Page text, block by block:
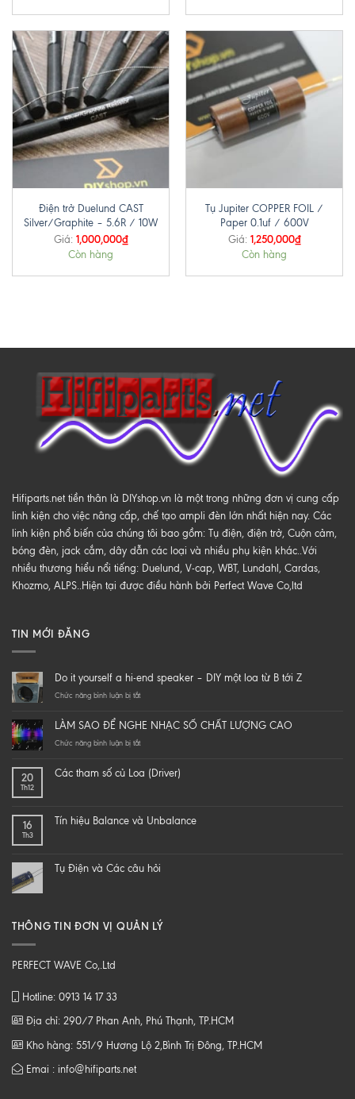
Điện trở Duelund CAST
Silver/Graphite – 5.6R / 10W
Giá: 1,000,000₫
Còn hàng
Tụ Jupiter COPPER FOIL /
Paper 0.1uf / 600V
Giá: 1,250,000₫
Còn hàng
Hifiparts.net tiền thân là DIYshop.vn là một trong những đơn vị cung cấp
linh kiện cho việc nâng cấp, chế tạo ampli đèn lớn nhất hiện nay. Các
linh kiện phổ biến của chúng tôi bao gồm: Tụ điện, điện trở, Cuộn cảm,
bóng đèn, jack cắm, dây dẫn các loại và nhiều phụ kiện khác..Với
nhiều thương hiểu nổi tiếng: Duelund, V-cap, WBT, Lundahl, Cardas,
Khozmo, ALPS..Hiện tại được điều hành bởi Perfect Wave Co,ltd
TIN MỚI ĐĂNG
Do it yourself a hi-end speaker – DIY một loa từ B tới Z
Chức năng bình luận bị tắtở
yourself
a
speaker
loa
Z
LÀM SAO ĐỂ NGHE NHẠC SỐ CHẤT LƯỢNG CAO
Chức năng bình luận bị tắtở
ĐỂ
CHẤT
20
Th12
Các tham số củ Loa (Driver)
16
Th3
Tín hiệu Balance và Unbalance
Tụ Điện và Các câu hỏi
THÔNG TIN ĐƠN VỊ QUẢN LÝ
PERFECT WAVE Co,.Ltd
Hotline: 0913 14 17 33
Địa chỉ: 290/7 Phan Anh, Phú Thạnh, TP.HCM
Kho hàng: 551/9 Hương Lộ 2,Bình Trị Đông, TP.HCM
Emai : info@hifiparts.net